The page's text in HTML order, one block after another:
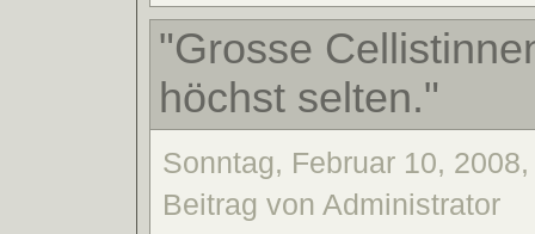
"Grosse
höchst selten."
Sonntag, Februar 10,
Beitrag von Administrator